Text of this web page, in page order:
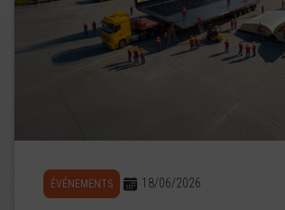
ÉVÉNEMENTS 18/06/2026